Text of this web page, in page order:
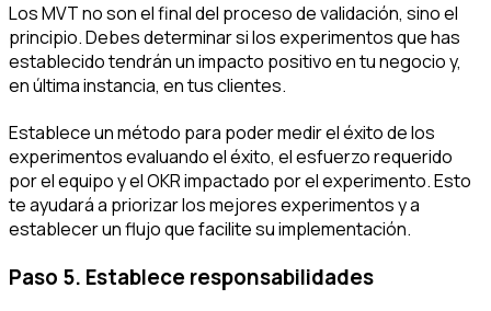
Los MVT no son el final del proceso de validación, sino el
principio. Debes determinar si los experimentos que has
establecido tendrán un impacto positivo en tu negocio y,
en última instancia, en tus clientes.
Establece un método para poder medir el éxito de los
experimentos evaluando el éxito, el esfuerzo requerido
por el equipo y el OKR impactado por el experimento. Esto
te ayudará a priorizar los mejores experimentos y a
establecer un flujo que facilite su implementación.
Paso 5. Establece responsabilidades